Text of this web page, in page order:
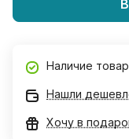
Наличие
Нашли
Хочу в